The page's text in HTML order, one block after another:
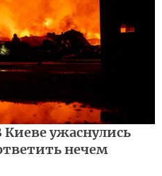
ужаснулись
нечем